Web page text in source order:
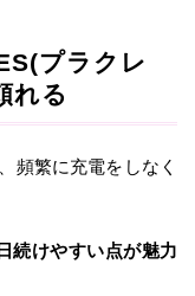
プラクレ
れる
頻繁に充電をしなく
続けやすい点が魅力